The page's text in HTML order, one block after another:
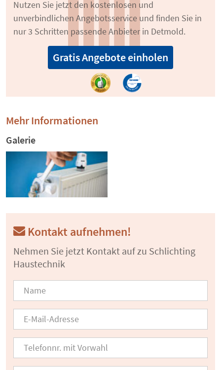
Nutzen Sie jetzt den kostenlosen und
unverbindlichen Angebotsservice und finden Sie in
nur 3 Schritten passende Anbieter in Detmold.
Gratis Angebote einholen
Mehr Informationen
Galerie
Kontakt aufnehmen!
Nehmen Sie jetzt Kontakt auf zu Schlichting
Haustechnik